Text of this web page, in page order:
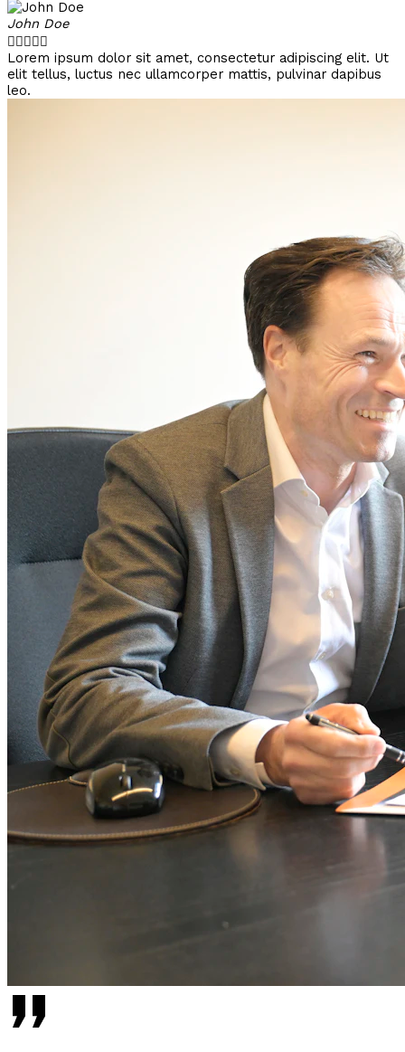
John Doe

Lorem ipsum dolor sit amet, consectetur adipiscing elit. Ut
elit tellus, luctus nec ullamcorper mattis, pulvinar dapibus
leo.